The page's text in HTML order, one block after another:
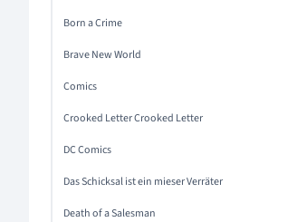
Born a Crime
Brave New World
Comics
Crooked Letter Crooked Letter
DC Comics
Das Schicksal ist ein mieser Verräter
Death of a Salesman